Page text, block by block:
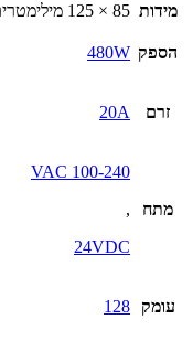
מידות 85 × 125 מילימטרים
הספק 480W
זרם 20A
מתח
100-240 VAC
,
24VDC
עומק 128